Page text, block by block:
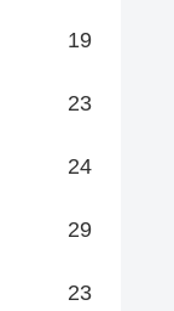
19
23
24
29
23